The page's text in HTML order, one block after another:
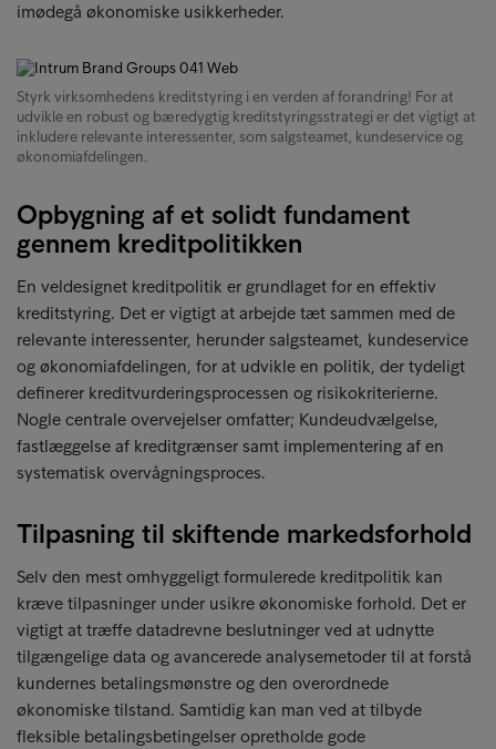
imødegå økonomiske usikkerheder.
Styrk virksomhedens kreditstyring i en verden af forandring! For at
udvikle en robust og bæredygtig kreditstyringsstrategi er det vigtigt at
inkludere relevante interessenter, som salgsteamet, kundeservice og
økonomiafdelingen.
Opbygning af et solidt fundament
gennem kreditpolitikken
En veldesignet kreditpolitik er grundlaget for en effektiv
kreditstyring. Det er vigtigt at arbejde tæt sammen med de
relevante interessenter, herunder salgsteamet, kundeservice
og økonomiafdelingen, for at udvikle en politik, der tydeligt
definerer kreditvurderingsprocessen og risikokriterierne.
Nogle centrale overvejelser omfatter; Kundeudvælgelse,
fastlæggelse af kreditgrænser samt implementering af en
systematisk overvågningsproces.
Tilpasning til skiftende markedsforhold
Selv den mest omhyggeligt formulerede kreditpolitik kan
kræve tilpasninger under usikre økonomiske forhold. Det er
vigtigt at træffe datadrevne beslutninger ved at udnytte
tilgængelige data og avancerede analysemetoder til at forstå
kundernes betalingsmønstre og den overordnede
økonomiske tilstand. Samtidig kan man ved at tilbyde
fleksible betalingsbetingelser opretholde gode